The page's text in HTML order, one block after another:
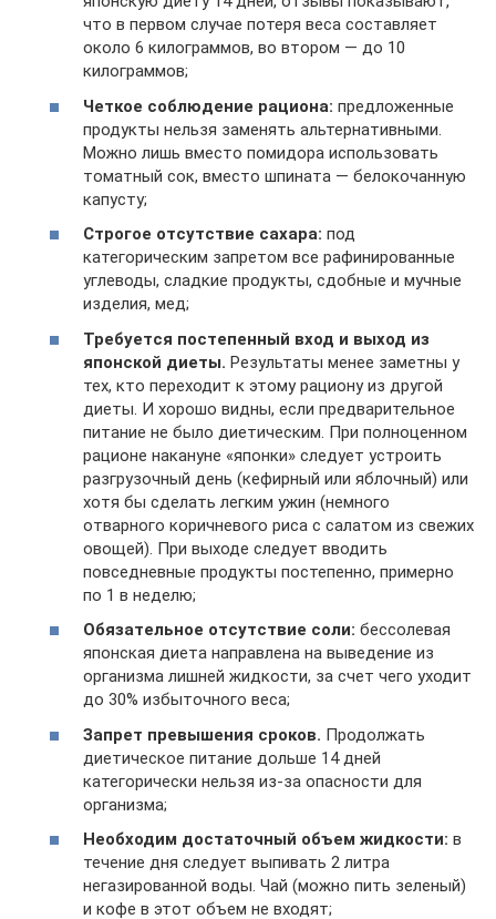
что в первом случае потеря веса составляет
около 6 килограммов, во втором — до 10
килограммов;
Четкое соблюдение рациона: предложенные
продукты нельзя заменять альтернативными.
Можно лишь вместо помидора использовать
томатный сок, вместо шпината — белокочанную
капусту;
Строгое отсутствие сахара: под
категорическим запретом все рафинированные
углеводы, сладкие продукты, сдобные и мучные
изделия, мед;
Требуется постепенный вход и выход из
японской диеты. Результаты менее заметны у
тех, кто переходит к этому рациону из другой
диеты. И хорошо видны, если предварительное
питание не было диетическим. При полноценном
рационе накануне «японки» следует устроить
разгрузочный день (кефирный или яблочный) или
хотя бы сделать легким ужин (немного
отварного коричневого риса с салатом из свежих
овощей). При выходе следует вводить
повседневные продукты постепенно, примерно
по 1 в неделю;
Обязательное отсутствие соли: бессолевая
японская диета направлена на выведение из
организма лишней жидкости, за счет чего уходит
до 30% избыточного веса;
Запрет превышения сроков. Продолжать
диетическое питание дольше 14 дней
категорически нельзя из-за опасности для
организма;
Необходим достаточный объем жидкости: в
течение дня следует выпивать 2 литра
негазированной воды. Чай (можно пить зеленый)
и кофе в этот объем не входят;